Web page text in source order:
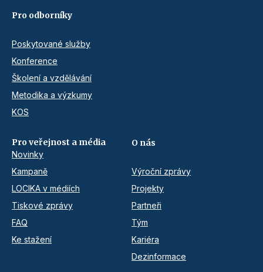
Pro odborníky
Poskytované služby
Konference
Školení a vzdělávání
Metodika a výzkumy
KOS
Pro veřejnost a média
Novinky
Kampaně
LOCIKA v médiích
Tiskové zprávy
FAQ
Ke stažení
O nás
Výroční zprávy
Projekty
Partneři
Tým
Kariéra
Dezinformace